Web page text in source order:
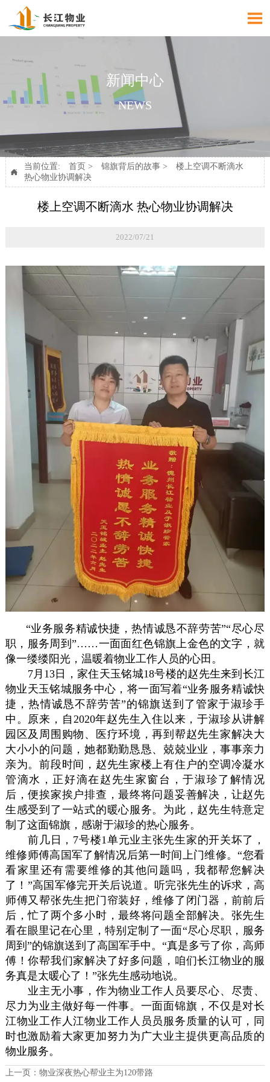

新闻中心
NEWS

当前位置: 首页 > 锦旗背后的故事>
楼上空调不断滴水
热心物业协调解决
楼上空调不断滴水 热心物业协调解决
2022/07/21
“业务服务精诚快捷，热情诚恳不辞劳苦”“尽心尽
职，服务周到”……一面面红色锦旗上金色的文字，就
像一缕缕阳光，温暖着物业工作人员的心田。
7月13日，家住天玉铭城18号楼的赵先生来到长江
物业天玉铭城服务中心，将一面写着“业务服务精诚快
捷，热情诚恳不辞劳苦”的锦旗送到了管家于淑珍手
中。原来，自2020年赵先生入住以来，于淑珍从讲解
园区及周围购物、医疗环境，再到帮赵先生家解决大
大小小的问题，她都勤勤恳恳、兢兢业业，事事亲力
亲为。前段时间，赵先生家楼上有住户的空调冷凝水
管滴水，正好滴在赵先生家窗台，于淑珍了解情况
后，便挨家挨户排查，最终将问题妥善解决，让赵先
生感受到了一站式的暖心服务。为此， 赵先生特意定
制了这面锦旗，感谢于淑珍的热心服务。
前几日，7号楼1单元业主张先生家的开关坏了，
维修师傅高国军了解情况后第一时间上门维修。“您看
看家里还有需要维修的其他问题吗，我都帮您解决
了！”高国军修完开关后说道。听完张先生的诉求，高
师傅又帮张先生把门帘装好，维修了闭门器，前前后
后，忙了两个多小时，最终将问题全部解决。张先生
看在眼里记在心里，特别定制了一面“尽心尽职，服务
周到”的锦旗送到了高国军手中。“真是多亏了你，高师
傅！你帮我们家解决了好多问题，咱们长江物业的服
务真是太暖心了！”张先生感动地说。
业主无小事，作为物业工作人员要尽心、尽责、
尽力为业主做好每一件事。一面面锦旗，不仅是对长
江物业工作人江物业工作人员员服务质量的认可，同
时也激励着大家更加努力为广大业主提供更高品质的
物业服务。
上一页： 物业深夜热心帮业主为120带路